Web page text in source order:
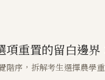
重置的留白邊
序，拆解考生選擇農學